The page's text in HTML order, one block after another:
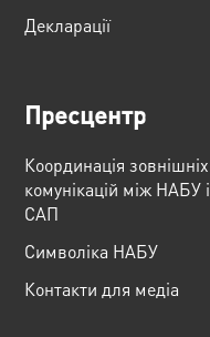
Декларації
Пресцентр
Координація зовнішніх
комунікацій між НАБУ і
САП
Cимволіка НАБУ
Контакти для медіа